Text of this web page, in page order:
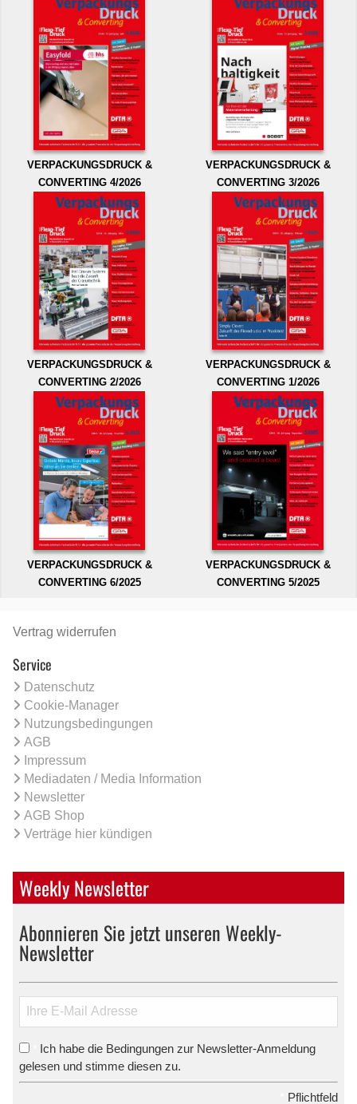
VERPACKUNGSDRUCK &
CONVERTING 4/2026
VERPACKUNGSDRUCK &
CONVERTING 3/2026
VERPACKUNGSDRUCK &
CONVERTING 2/2026
VERPACKUNGSDRUCK &
CONVERTING 1/2026
VERPACKUNGSDRUCK &
CONVERTING 6/2025
VERPACKUNGSDRUCK &
CONVERTING 5/2025
Vertrag widerrufen
Service
Datenschutz
Cookie-Manager
Nutzungsbedingungen
AGB
Impressum
Mediadaten / Media Information
Newsletter
AGB Shop
Verträge hier kündigen
Weekly Newsletter
Abonnieren Sie jetzt unseren Weekly-
Newsletter
Ich habe die Bedingungen zur Newsletter-Anmeldung
gelesen und stimme diesen zu.
Pflichtfeld